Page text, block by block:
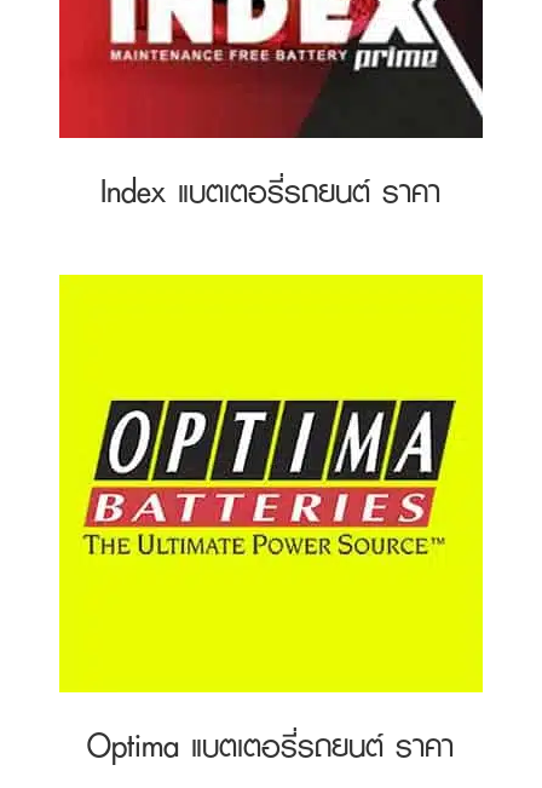
Index แบตเตอรี่รถยนต์ ราคา
Optima แบตเตอรี่รถยนต์ ราคา